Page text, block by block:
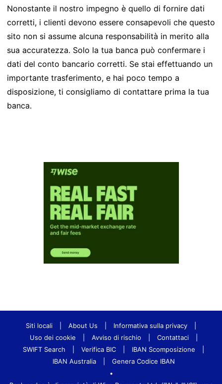
Nonostante il nostro impegno è quello di fornire dati
corretti, i clienti devono essere consapevoli che questo
sito non si assume alcuna responsabilità in merito alla
sua accuratezza. Solo la tua banca può confermare i
dati del conto bancario corretti. Se stai effettuando un
importante trasferimento, e hai poco tempo a
disposizione, ti consigliamo di contattare prima la tua
banca.
Siti locali About Us Informativa sulla privacy
Uso dei cookie
Avviso di rischio Contattaci
SWIFT Search
Verifica BIC IBAN Scomposizione
IBAN Australia
Genera Codice IBAN
•